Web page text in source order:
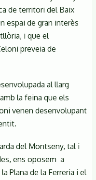
de territori del Baix
espai de gran interès
i que el
preveia de
al llarg
la feina que els
venen desenvolupant
del Montseny, tal i
ens oposem a
Plana de la Ferreria i el